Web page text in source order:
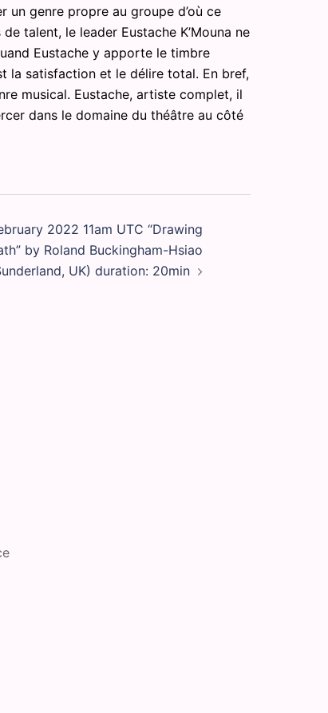
genre propre au groupe d’où ce
talent, le leader Eustache K’Mouna ne
Eustache y apporte le timbre
la satisfaction et le délire total. En bref,
musical. Eustache, artiste complet, il
dans le domaine du théâtre au côté
2022 11am UTC “Drawing
by Roland Buckingham-Hsiao
UK) duration: 20min